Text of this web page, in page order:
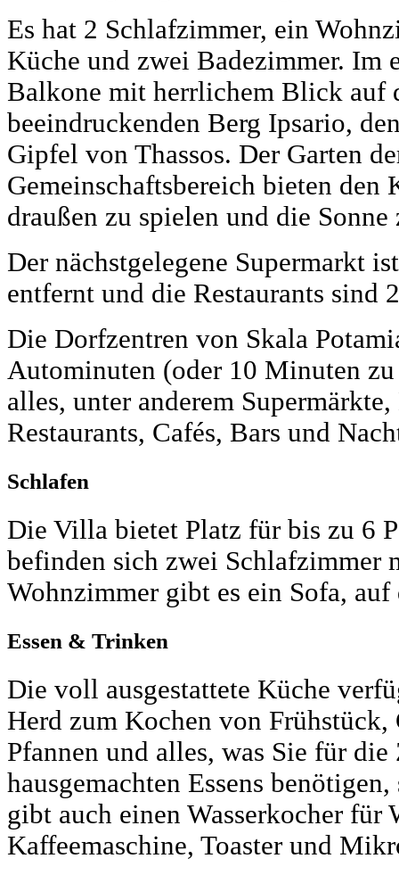
Es hat 2 Schlafzimmer, ein
Küche und zwei Badezimmer. Im
Balkone mit herrlichem Blick auf
beeindruckenden Berg Ipsario,
Gipfel von Thassos. Der Garten
Gemeinschaftsbereich bieten den
draußen zu spielen und die Sonne
Der nächstgelegene Supermarkt
entfernt und die Restaurants sind
Die Dorfzentren von Skala
Autominuten (oder 10 Minuten
alles, unter anderem
Restaurants, Cafés, Bars und
Schlafen
Die Villa bietet Platz für bis zu 6
befinden sich zwei Schlafzimmer
Wohnzimmer gibt es ein Sofa,
Essen & Trinken
Die voll ausgestattete Küche
Herd zum Kochen von
Pfannen und alles, was Sie für
hausgemachten Essens
gibt auch einen Wasserkocher für
Kaffeemaschine, Toaster und